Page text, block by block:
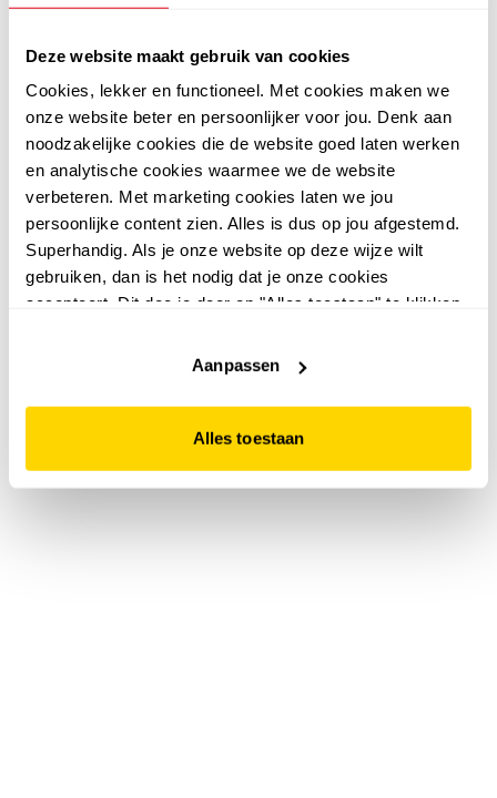
Deze website maakt gebruik van cookies
Cookies, lekker en functioneel. Met cookies maken we
onze website beter en persoonlijker voor jou. Denk aan
noodzakelijke cookies die de website goed laten werken
en analytische cookies waarmee we de website
verbeteren. Met marketing cookies laten we jou
persoonlijke content zien. Alles is dus op jou afgestemd.
Superhandig. Als je onze website op deze wijze wilt
gebruiken, dan is het nodig dat je onze cookies
accepteert. Dit doe je door op "Alles toestaan" te klikken.
website niet optimaal functioneert.
Aanpassen
Alles toestaan